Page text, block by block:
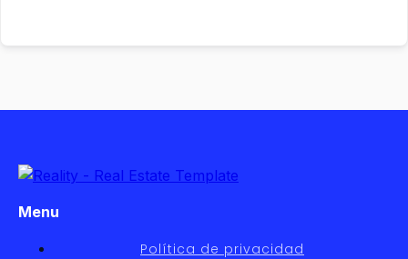
Menu
Política de privacidad